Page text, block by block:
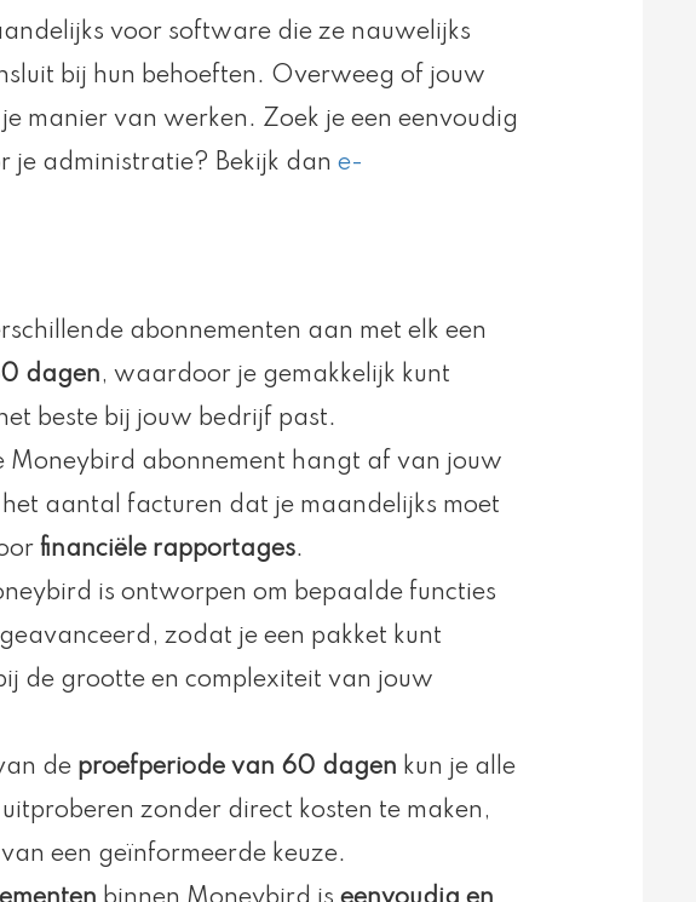
voor software die ze nauwelijks
bij hun behoeften. Overweeg of jouw
manier van werken. Zoek je een eenvoudig
administratie? Bekijk dan e-
abonnementen aan met elk een
dagen, waardoor je gemakkelijk kunt
beste bij jouw bedrijf past.
Moneybird abonnement hangt af van jouw
het aantal facturen dat je maandelijks moet
financiële rapportages.
is ontworpen om bepaalde functies
zodat je een pakket kunt
de grootte en complexiteit van jouw
de proefperiode van 60 dagen kun je alle
uitproberen zonder direct kosten te maken,
een geïnformeerde keuze.